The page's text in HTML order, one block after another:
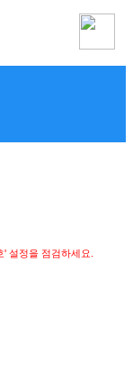
설정을 점검하세요.